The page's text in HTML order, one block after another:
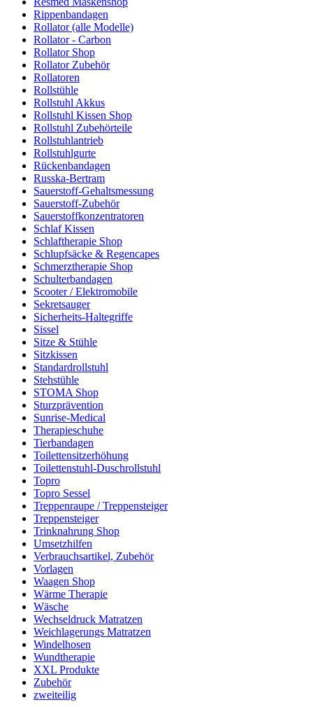
Rippenbandagen
Rollator (alle Modelle)
Rollator - Carbon
Rollator Shop
Rollator Zubehör
Rollatoren
Rollstühle
Rollstuhl Akkus
Rollstuhl Kissen Shop
Rollstuhl Zubehörteile
Rollstuhlantrieb
Rollstuhlgurte
Rückenbandagen
Russka-Bertram
Sauerstoff-Gehaltsmessung
Sauerstoff-Zubehör
Sauerstoffkonzentratoren
Schlaf Kissen
Schlaftherapie Shop
Schlupfsäcke & Regencapes
Schmerztherapie Shop
Schulterbandagen
Scooter / Elektromobile
Sekretsauger
Sicherheits-Haltegriffe
Sissel
Sitze & Stühle
Sitzkissen
Standardrollstuhl
Stehstühle
STOMA Shop
Sturzprävention
Sunrise-Medical
Therapieschuhe
Tierbandagen
Toilettensitzerhöhung
Toilettenstuhl-Duschrollstuhl
Topro
Topro Sessel
Treppenraupe / Treppensteiger
Treppensteiger
Trinknahrung Shop
Umsetzhilfen
Verbrauchsartikel, Zubehör
Vorlagen
Waagen Shop
Wärme Therapie
Wäsche
Wechseldruck Matratzen
Weichlagerungs Matratzen
Windelhosen
Wundtherapie
XXL Produkte
Zubehör
zweiteilig